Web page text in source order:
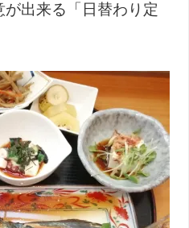
出来る「日替わり定